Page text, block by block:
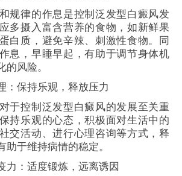
律的作息是控制泛发型白癜风发
多摄入富含营养的食物，如新鲜果
白质，避免辛辣、刺激性食物。同
息，早睡早起，有助于调节身体机
的风险。
保持乐观，释放压力
控制泛发型白癜风的发展至关重
持乐观的心态，积极面对生活中的
交活动、进行心理咨询等方式，释
助于维持病情的稳定。
：适度锻炼，远离诱因